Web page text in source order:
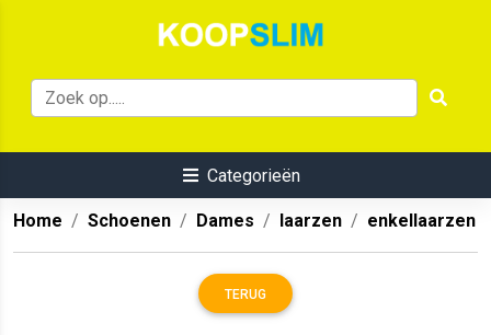
Categorieën
Home Schoenen Dames laarzen enkellaarzen
TERUG